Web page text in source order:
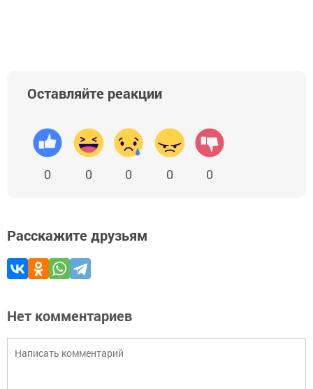
Оставляйте реакции
0 0 0 0 0
Расскажите друзьям
Нет комментариев